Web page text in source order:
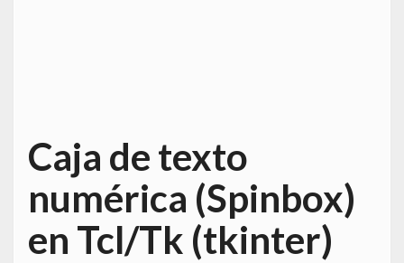
Caja de texto
numérica (Spinbox)
en Tcl/Tk (tkinter)